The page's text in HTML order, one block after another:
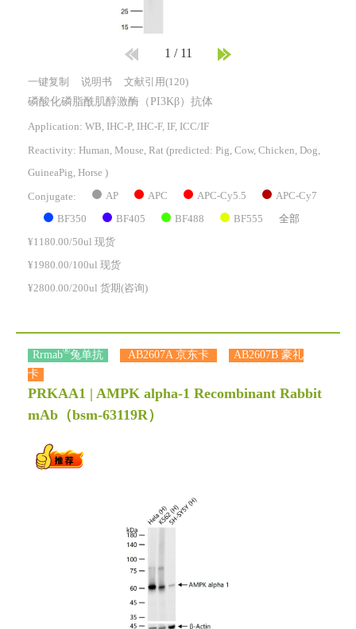
1 / 11
一键复制 说明书 文献引用(120)
磷酸化磷脂酰肌醇激酶（PI3Kβ）抗体
Application: WB, IHC-P, IHC-F, IF, ICC/IF
Reactivity: Human, Mouse, Rat (predicted: Pig, Cow, Chicken, Dog,
GuineaPig, Horse )
Conjugate: AP APC APC-Cy5.5 APC-Cy7
BF350 BF405 BF488 BF555 全部
¥1180.00/50ul 现货
¥1980.00/100ul 现货
¥2800.00/200ul 货期(咨询)
Rrmab®兔单抗 AB2607A 京东卡
AB2607B 豪礼
卡
PRKAA1 | AMPK alpha-1 Recombinant Rabbit
mAb （bsm-63119R）